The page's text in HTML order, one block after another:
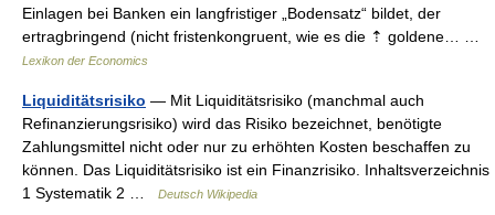
Einlagen bei Banken ein langfristiger „Bodensatz“ bildet, der
ertragbringend (nicht fristenkongruent, wie es die ⇡ goldene… …
Lexikon der Economics
Liquiditätsrisiko — Mit Liquiditätsrisiko (manchmal auch
Refinanzierungsrisiko) wird das Risiko bezeichnet, benötigte
Zahlungsmittel nicht oder nur zu erhöhten Kosten beschaffen zu
können. Das Liquiditätsrisiko ist ein Finanzrisiko. Inhaltsverzeichnis
1 Systematik 2 …
Deutsch Wikipedia